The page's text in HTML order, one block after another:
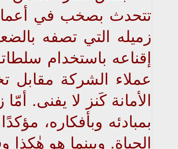
تتحدث بصخب في
زميله التي تصفه
إقناعه باستخدام
عملاء الشركة مقابل
الأمانة كَنز لا يفنى.
بمبادئه وبأفكاره،
الحياة. وبينما هو